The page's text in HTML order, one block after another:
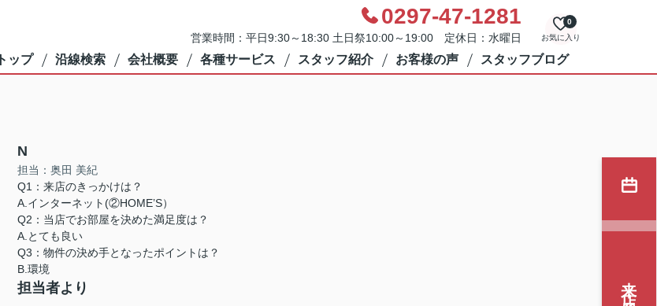
0297-47-1281
営業時間：平日9:30～18:30 土日祭10:00～19:00 定休日：水曜日 お気に入り
0
トップ 沿線検索 会社概要 各種サービス スタッフ紹介 お客様の声 スタッフブログ
N
担当：奥田 美紀
Q1：来店のきっかけは？
A.インターネット(②HOME’S）
Q2：当店でお部屋を決めた満足度は？
A.とても良い
Q3：物件の決め手となったポイントは？
B.環境
担当者より 来店予約